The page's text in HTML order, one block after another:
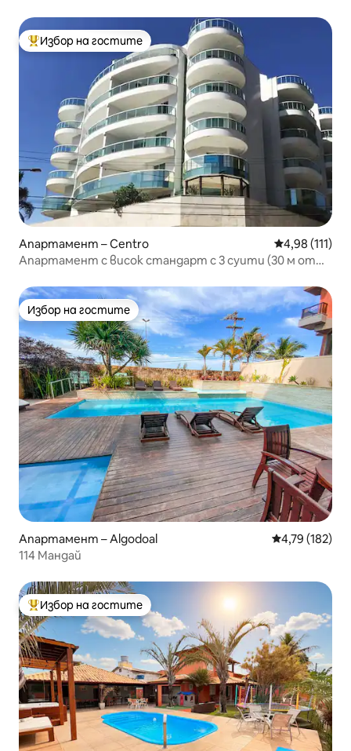
Най-популярен избор на гостите
Избор на гостите
Апартамент – Centro Средна
4,98 (111)
Апартамент с висок стандарт с 3 суити (30 м от
Избор на гостите
Избор на гостите
Апартамент – Algodoal Средна
4,79 (182)
114 Мандай
Най-популярен избор на гостите
Избор на гостите